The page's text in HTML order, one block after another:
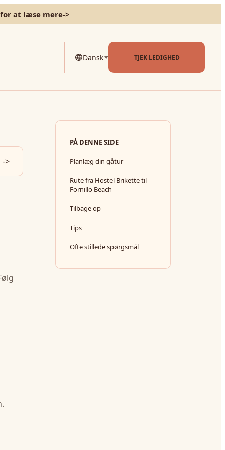
at læse mere->
Dansk TJEK LEDIGHED
->
PÅ DENNE SIDE
Planlæg din gåtur
Rute fra Hostel Brikette til
Fornillo Beach
Tilbage op
Tips
Ofte stillede spørgsmål